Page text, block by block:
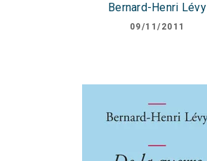
Bernard-Henri Lévy
09/11/2011